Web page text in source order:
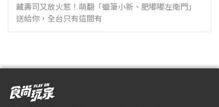
藏壽司又放火惹！萌翻「蠟筆小新、肥嘟嘟左衛門」
送給你，全台只有這間有